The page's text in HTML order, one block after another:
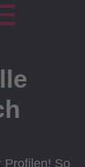
Profilen! So